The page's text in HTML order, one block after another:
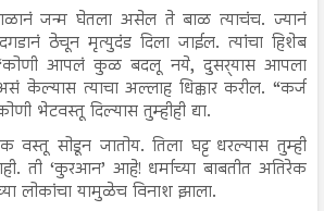
बाळानं जन्म घेतला असेल ते बाळ त्याचंच. ज्यानं
ठेचून मृत्युदंड दिला जाईल. त्यांचा हिशेब
“कोणी आपलं कुळ बदलू नये, दुसर्‍यास आपला
केल्यास त्याचा अल्लाह धिक्कार करील. “कर्ज
भेटवस्तू दिल्यास तुम्हीही द्या.
वस्तू सोडून जातोय. तिला घट्ट धरल्यास तुम्ही
ती ‘कुरआन’ आहे! धर्माच्या बाबतीत अतिरेक
लोकांचा यामुळेच विनाश झाला.